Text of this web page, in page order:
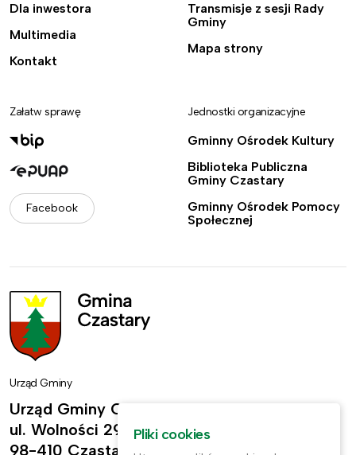
Dla inwestora
Multimedia
Kontakt
Transmisje z sesji Rady
Gminy
Mapa strony
Załatw sprawę
Facebook
Jednostki organizacyjne
Gminny Ośrodek Kultury
Biblioteka Publiczna
Gminy Czastary
Gminny Ośrodek Pomocy
Społecznej
Urząd Gminy
Urząd Gminy Czastary
ul. Wolności 29,
98-410 Czastary
Pliki cookies